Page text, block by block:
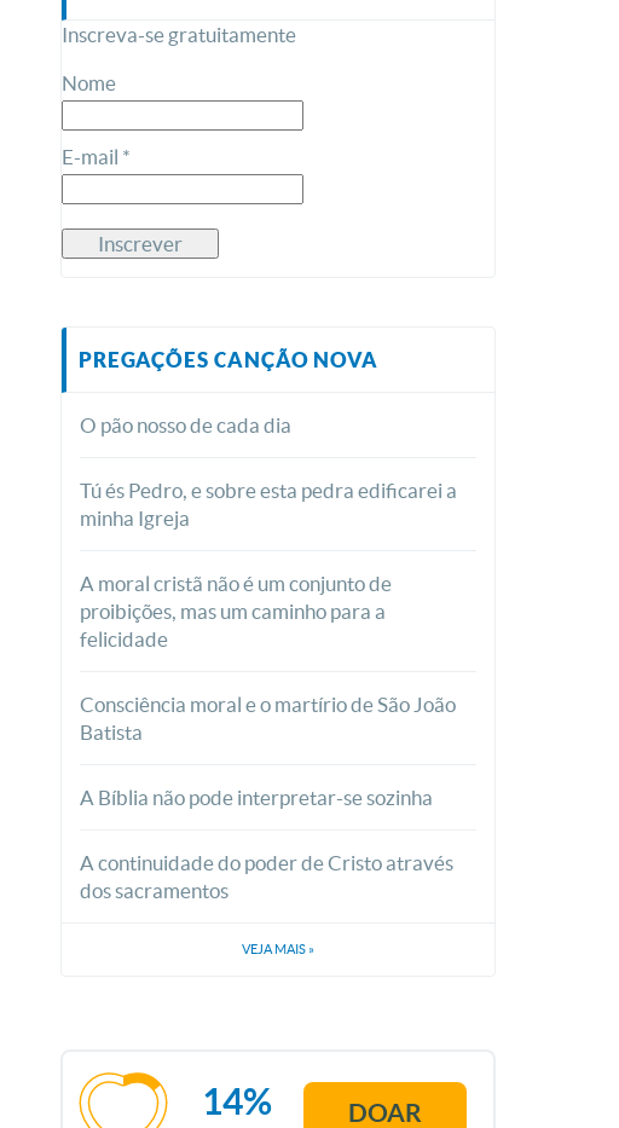
Inscreva-se gratuitamente
Nome
E-mail *
PREGAÇÕES CANÇÃO NOVA
O pão nosso de cada dia
Tú és Pedro, e sobre esta pedra edificarei a
minha Igreja
A moral cristã não é um conjunto de
proibições, mas um caminho para a
felicidade
Consciência moral e o martírio de São João
Batista
A Bíblia não pode interpretar-se sozinha
A continuidade do poder de Cristo através
dos sacramentos
VEJA MAIS »
14% DOAR